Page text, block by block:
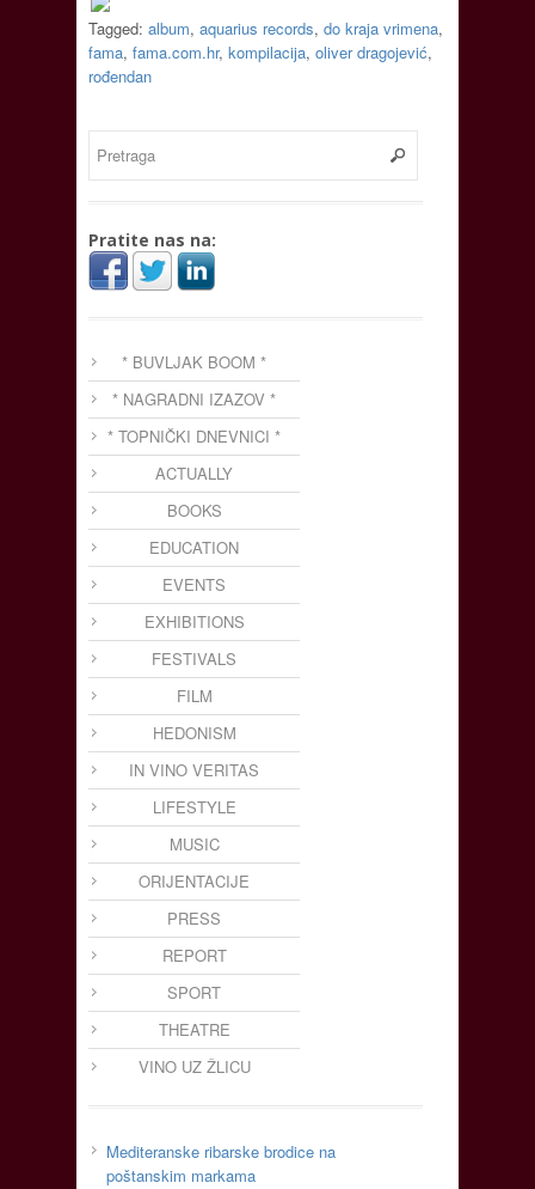
Tagged: album, aquarius records, do kraja vrimena,
fama, fama.com.hr, kompilacija, oliver dragojević,
rođendan
Pratite nas na:
* BUVLJAK BOOM *
* NAGRADNI IZAZOV *
* TOPNIČKI DNEVNICI *
ACTUALLY
BOOKS
EDUCATION
EVENTS
EXHIBITIONS
FESTIVALS
FILM
HEDONISM
IN VINO VERITAS
LIFESTYLE
MUSIC
ORIJENTACIJE
PRESS
REPORT
SPORT
THEATRE
VINO UZ ŽLICU
Mediteranske ribarske brodice na
poštanskim markama